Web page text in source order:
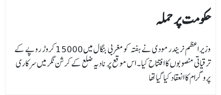
حکومت پر حملہ
وزیر اعظم نریندر مودی نے ہفتہ کو مغربی بنگال میں 15000 کروڑ روپے کے
ترقیاتی منصوبوں کا افتتاح کیا۔ اس موقع پر نادیہ ضلع کے کرشن نگر میں سرکاری
پروگرام کا انعقاد کیا گیا تھا